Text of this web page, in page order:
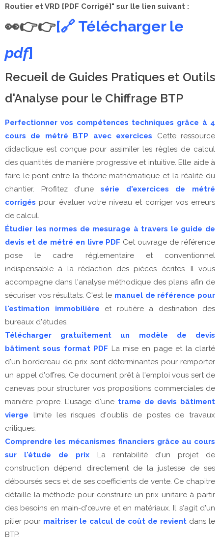
Routier et VRD [PDF Corrigé]" sur lle lien suivant :
👀👉👉[🔗 Télécharger le
pdf]
Recueil de Guides Pratiques et Outils
d'Analyse pour le Chiffrage BTP
Perfectionner vos compétences techniques grâce à 4
cours de métré BTP avec exercices Cette ressource
didactique est conçue pour assimiler les règles de calcul
des quantités de manière progressive et intuitive. Elle aide à
faire le pont entre la théorie mathématique et la réalité du
chantier. Profitez d'une série d'exercices de métré
corrigés pour évaluer votre niveau et corriger vos erreurs
de calcul.
Étudier les normes de mesurage à travers le guide de
devis et de métré en livre PDF Cet ouvrage de référence
pose le cadre réglementaire et conventionnel
indispensable à la rédaction des pièces écrites. Il vous
accompagne dans l'analyse méthodique des plans afin de
sécuriser vos résultats. C'est le manuel de référence pour
l'estimation immobilière et routière à destination des
bureaux d'études.
Télécharger gratuitement un modèle de devis
bâtiment sous format PDF La mise en page et la clarté
d'un bordereau de prix sont déterminantes pour remporter
un appel d'offres. Ce document prêt à l'emploi vous sert de
canevas pour structurer vos propositions commerciales de
manière propre. L'usage d'une trame de devis bâtiment
vierge limite les risques d'oublis de postes de travaux
critiques.
Comprendre les mécanismes financiers grâce au cours
sur l'étude de prix La rentabilité d'un projet de
construction dépend directement de la justesse de ses
déboursés secs et de ses coefficients de vente. Ce chapitre
détaille la méthode pour construire un prix unitaire à partir
des besoins en main-d'œuvre et en matériaux. Il s'agit d'un
pilier pour maîtriser le calcul de coût de revient dans le
BTP.